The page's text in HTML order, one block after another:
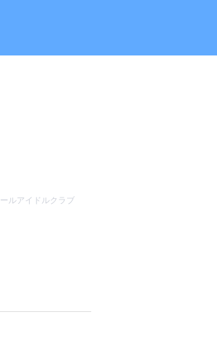
ルアイドルクラブ